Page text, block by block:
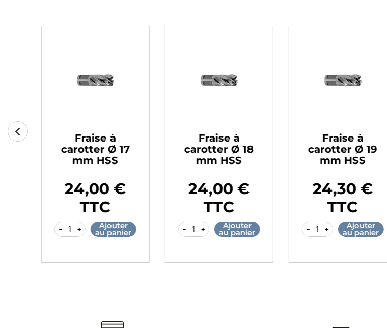
Fraise à
carotter Ø 17
mm HSS
24,00 €
TTC
- + Ajouter
au panier
Fraise à
carotter Ø 18
mm HSS
24,00 €
TTC
- + Ajouter
au panier
Fraise à
carotter Ø 19
mm HSS
24,30 €
TTC
- + Ajouter
au panier